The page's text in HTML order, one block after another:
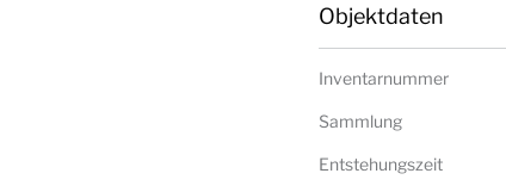
Objektdaten
Inventarnummer
Sammlung
Entstehungszeit